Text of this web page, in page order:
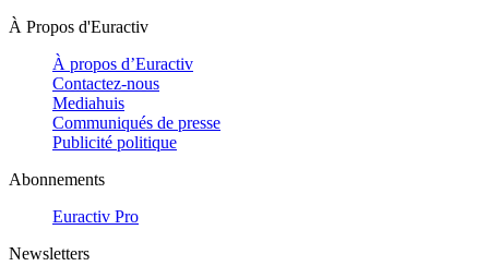
À Propos d'Euractiv
À propos d’Euractiv
Contactez-nous
Mediahuis
Communiqués de presse
Publicité politique
Abonnements
Euractiv Pro
Newsletters